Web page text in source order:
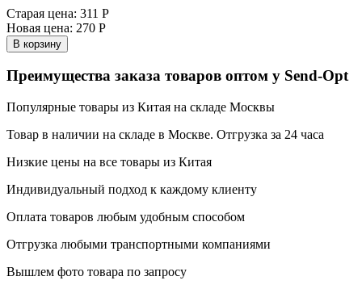
Старая цена: 311 Р
Новая цена: 270 Р
В корзину
Преимущества заказа товаров оптом у Send-Opt
Популярные товары из Китая на складе Москвы
Товар в наличии на складе в Москве. Отгрузка за 24 часа
Низкие цены на все товары из Китая
Индивидуальный подход к каждому клиенту
Оплата товаров любым удобным способом
Отгрузка любыми транспортными компаниями
Вышлем фото товара по запросу